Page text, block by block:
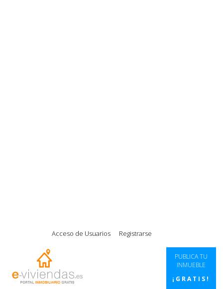
Acceso de Usuarios Registrarse
PUBLICA TU
INMUEBLE
¡GRATIS!